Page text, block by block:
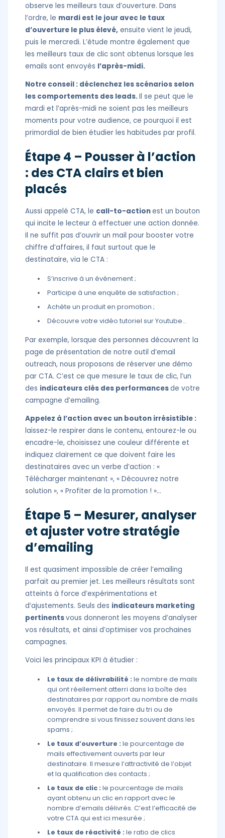
observe les meilleurs taux d’ouverture. Dans
l’ordre, le mardi est le jour avec le taux
d’ouverture le plus élevé, ensuite vient le jeudi,
puis le mercredi. L’étude montre également que
les meilleurs taux de clic sont obtenus lorsque les
emails sont envoyés l’après-midi.
Notre conseil : déclenchez les scénarios selon
les comportements des leads.Il se peut que le
mardi et l’après-midi ne soient pas les meilleurs
moments pour votre audience, ce pourquoi il est
primordial de bien étudier les habitudes par profil.
Étape 4 – Pousser à l’action
: des CTA clairs et bien
placés
Aussi appelé CTA, le call-to-actionest un bouton
qui incite le lecteur à effectuer une action donnée.
Il ne suffit pas d’ouvrir un mail pour booster votre
chiffre d’affaires, il faut surtout que le
destinataire, via le CTA :
S’inscrive à un événement ;
Participe à une enquête de satisfaction ;
Achète un produit en promotion ;
Découvre votre vidéo tutoriel sur Youtube…
Par exemple, lorsque des personnes découvrent la
page de présentation de notre outil d’email
outreach, nous proposons de réserver une démo
par CTA. C’est ce que mesure le taux de clic, l’un
des indicateurs clés des performancesde votre
campagne d’emailing.
Appelez à l’action avec un bouton irrésistible :
laissez-le respirer dans le contenu, entourez-le ou
encadre-le, choisissez une couleur différente et
indiquez clairement ce que doivent faire les
destinataires avec un verbe d’action : «
Télécharger maintenant », « Découvrez notre
solution », « Profiter de la promotion ! »…
Étape 5 – Mesurer, analyser
et ajuster votre stratégie
d’emailing
Il est quasiment impossible de créer l’emailing
parfait au premier jet. Les meilleurs résultats sont
atteints à force d’expérimentations et
d’ajustements. Seuls des indicateurs marketing
pertinentsvous donneront les moyens d’analyser
vos résultats, et ainsi d’optimiser vos prochaines
campagnes.
Voici les principaux KPI à étudier :
Le taux de délivrabilité : le nombre de mails
qui ont réellement atterri dans la boîte des
destinataires par rapport au nombre de mails
envoyés. Il permet de faire du tri ou de
comprendre si vous finissez souvent dans les
spams ;
Le taux d’ouverture : le pourcentage de
mails effectivement ouverts par leur
destinataire. Il mesure l’attractivité de l’objet
et la qualification des contacts ;
Le taux de clic : le pourcentage de mails
ayant obtenu un clic en rapport avec le
nombre d’emails délivrés. C’est l’efficacité de
votre CTA qui est ici mesurée ;
Le taux de réactivité : le ratio de clics